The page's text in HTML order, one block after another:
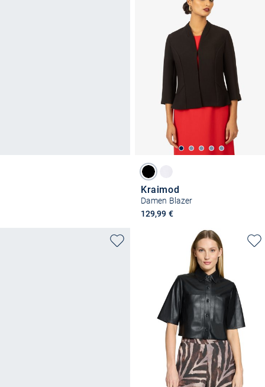
Kraimod
Damen Blazer
129,99 €